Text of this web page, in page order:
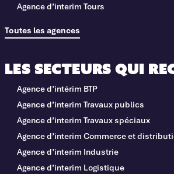
Agence d’interim Tours
Toutes les agences
Les secteurs qui
Agence d’intérim BTP
Agence d’interim Travaux publics
Agence d’interim Travaux spéciaux
Agence d’interim Commerce et
Agence d’interim Industrie
Agence d’interim Logistique